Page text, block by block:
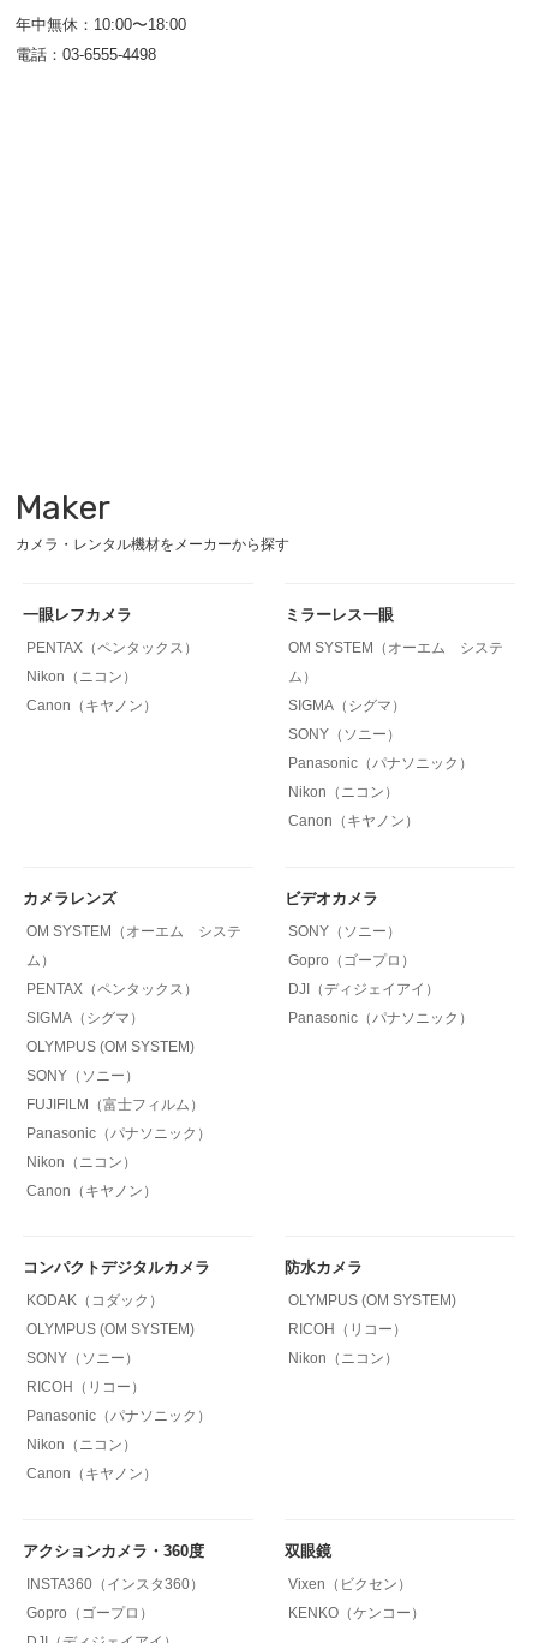
年中無休：10:00〜18:00
電話：03-6555-4498
Maker
カメラ・レンタル機材をメーカーから探す
一眼レフカメラ
PENTAX（ペンタックス）
Nikon（ニコン）
Canon（キヤノン）
ミラーレス一眼
OM SYSTEM（オーエム システ
ム）
SIGMA（シグマ）
SONY（ソニー）
Panasonic（パナソニック）
Nikon（ニコン）
Canon（キヤノン）
カメラレンズ
OM SYSTEM（オーエム システ
ム）
PENTAX（ペンタックス）
SIGMA（シグマ）
OLYMPUS (OM SYSTEM)
SONY（ソニー）
FUJIFILM（富士フィルム）
Panasonic（パナソニック）
Nikon（ニコン）
Canon（キヤノン）
ビデオカメラ
SONY（ソニー）
Gopro（ゴープロ）
DJI（ディジェイアイ）
Panasonic（パナソニック）
コンパクトデジタルカメラ
KODAK（コダック）
OLYMPUS (OM SYSTEM)
SONY（ソニー）
RICOH（リコー）
Panasonic（パナソニック）
Nikon（ニコン）
Canon（キヤノン）
防水カメラ
OLYMPUS (OM SYSTEM)
RICOH（リコー）
Nikon（ニコン）
アクションカメラ・360度
INSTA360（インスタ360）
Gopro（ゴープロ）
双眼鏡
Vixen（ビクセン）
KENKO（ケンコー）